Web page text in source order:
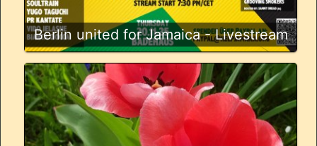
Berlin united for Jamaica - Livestream